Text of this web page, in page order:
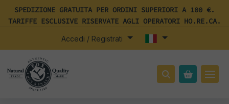
SPEDIZIONE GRATUITA PER ORDINI SUPERIORI A 100 €.
TARIFFE ESCLUSIVE RISERVATE AGLI OPERATORI HO.RE.CA.
Accedi / Registrati